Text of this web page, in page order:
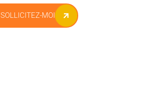
SOLLICITEZ-MOI